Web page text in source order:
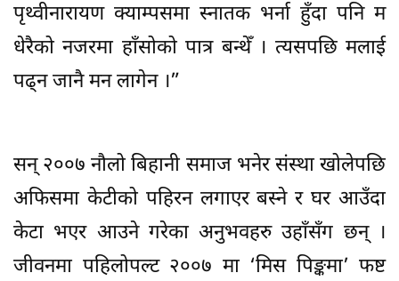
पृथ्वीनारायण क्याम्पसमा स्नातक भर्ना हुँदा पनि म
धेरैको नजरमा हाँसोको पात्र बन्थेँ । त्यसपछि मलाई
पढ्न जानै मन लागेन ।”
सन् २००७ नौलो बिहानी समाज भनेर संस्था खोलेपछि
अफिसमा केटीको पहिरन लगाएर बस्ने र घर आउँदा
केटा भएर आउने गरेका अनुभवहरु उहाँसँग छन् ।
जीवनमा पहिलोपल्ट २००७ मा ‘मिस पिङ्कमा’ फष्ट